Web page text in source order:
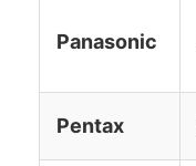
Panasonic
Pentax